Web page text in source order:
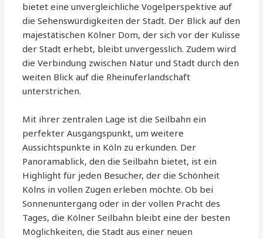
bietet eine unvergleichliche Vogelperspektive auf
die Sehenswürdigkeiten der Stadt. Der Blick auf den
majestätischen Kölner Dom, der sich vor der Kulisse
der Stadt erhebt, bleibt unvergesslich. Zudem wird
die Verbindung zwischen Natur und Stadt durch den
weiten Blick auf die Rheinuferlandschaft
unterstrichen.
Mit ihrer zentralen Lage ist die Seilbahn ein
perfekter Ausgangspunkt, um weitere
Aussichtspunkte in Köln zu erkunden. Der
Panoramablick, den die Seilbahn bietet, ist ein
Highlight für jeden Besucher, der die Schönheit
Kölns in vollen Zügen erleben möchte. Ob bei
Sonnenuntergang oder in der vollen Pracht des
Tages, die Kölner Seilbahn bleibt eine der besten
Möglichkeiten, die Stadt aus einer neuen